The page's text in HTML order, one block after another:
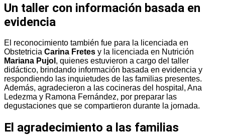
Un taller con información basada en
evidencia
El reconocimiento también fue para la licenciada en
Obstetricia Carina Fretes y la licenciada en Nutrición
Mariana Pujol , quienes estuvieron a cargo del taller
didáctico, brindando información basada en evidencia y
respondiendo las inquietudes de las familias presentes.
Además, agradecieron a las cocineras del hospital, Ana
Ledezma y Ramona Fernández, por preparar las
degustaciones que se compartieron durante la jornada.
El agradecimiento a las familias